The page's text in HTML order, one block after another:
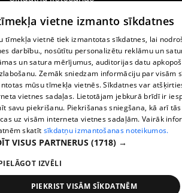
noteikumi
Komentāru pievienošana
TV programma
Līguma noteikumi
360 Ziņu kontakti
Helio Media
Portāla palīdzības dienests: e-pasts -
All rights reserved.
vietne izmanto sīkdatnes
tīmekļa vietnē tiek izmantotas sīkdatnes, lai
darbību., nosūtītu personalizētu reklāmu un
un satura mērījumus, auditorijas datu
Zemāk sniedzam informāciju par visām
mūsu tīmekļa vietnēs. Sīkdatnes var
vietnes sadaļas. Lietotājam jebkurā brīdī ir
savu piekrišanu. Piekrišanas sniegšana, kā arī
uz visām interneta vietnes sadaļām. Vairāk
skatīt sīkdatņu izmantošanas noteikumos.
VISUS PARTNERUS (1718) →
IZVĒLI
PIEKRIST VISĀM SĪKDATNĒM